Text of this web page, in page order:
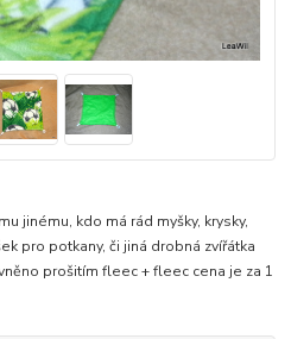
jinému, kdo má rád myšky, krysky,
pro potkany, či jiná drobná zvířátka
prošitím fleec + fleec cena je za 1